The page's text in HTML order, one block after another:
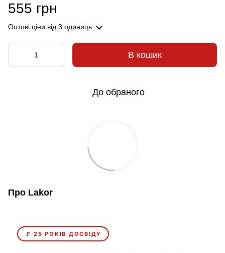
555 грн
Оптові ціни від 3 одиниць
В кошик
До обраного
Про Lakor
🚩 25 РОКІВ ДОСВІДУ